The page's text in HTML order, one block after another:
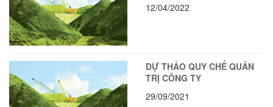
12/04/2022
DỰ THẢO QUY CHẾ QUẢN
TRỊ CÔNG TY
29/09/2021